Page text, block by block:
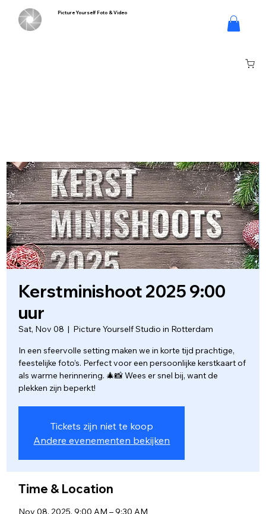
Log In
Picture Yourself Foto & Video
Kerstminishoot 2025 9:00
uur
Sat, Nov 08
  |
Picture Yourself Studio in Rotterdam
In een sfeervolle setting maken we in korte tijd prachtige,
feestelijke foto’s. Perfect voor een persoonlijke kerstkaart of
als warme herinnering. 🎄📸 Wees er snel bij, want de
plekken zijn beperkt!
Tickets zijn niet te koop
Andere evenementen bekijken
Time & Location
Nov 08, 2025, 9:00 AM – 9:30 AM